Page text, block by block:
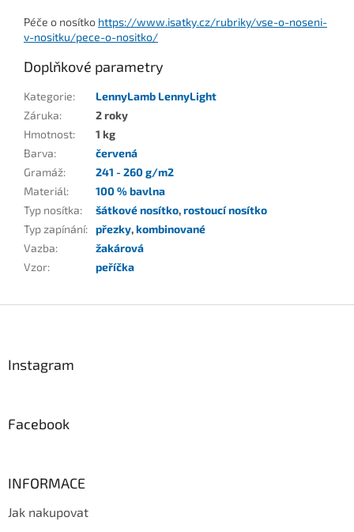
Péče o nosítko https://www.isatky.cz/rubriky/vse-o-noseni-
v-nositku/pece-o-nositko/
Doplňkové parametry
Kategorie:
LennyLamb LennyLight
Záruka:
2 roky
Hmotnost:
1 kg
Barva:
červená
Gramáž:
241 - 260 g/m2
Materiál:
100 % bavlna
Typ nosítka: šátkové nosítko,rostoucí nosítko
Typ zapínání: přezky,kombinované
Vazba:
žakárová
Vzor: peříčka
Instagram
Facebook
INFORMACE
Jak nakupovat